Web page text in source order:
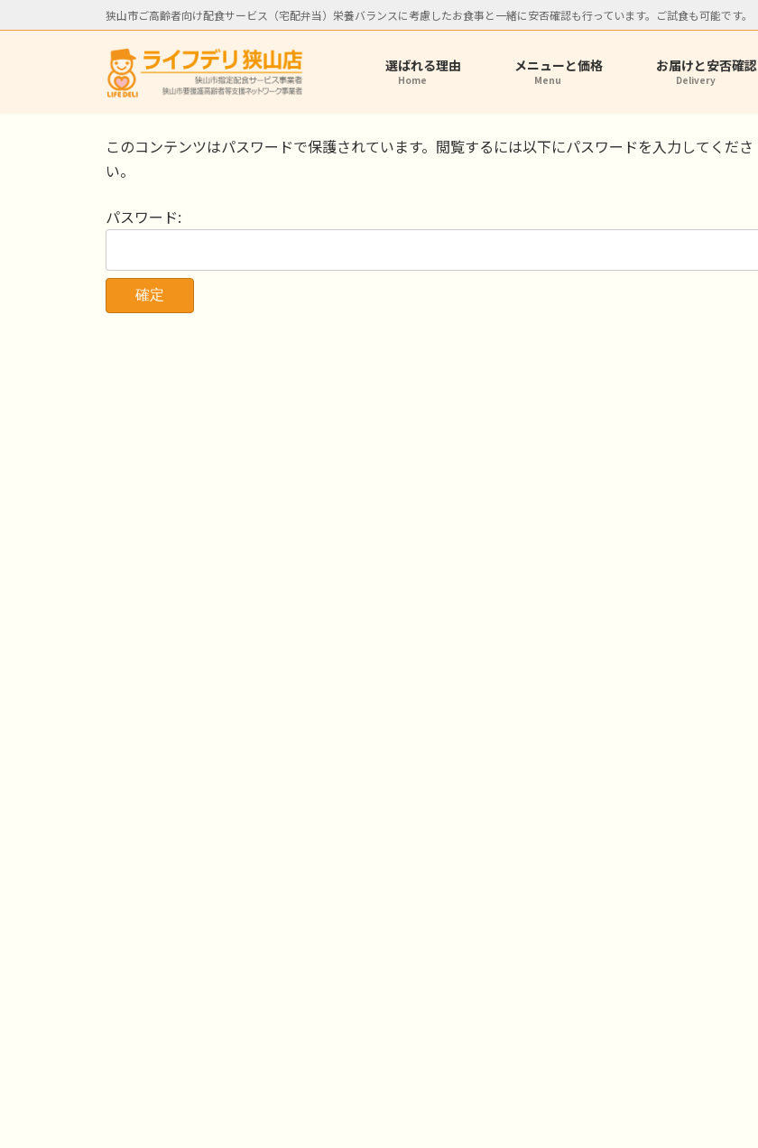
ン
ビ
狭山市ご高齢者向け配食サービス（宅配弁当）栄養バランスに考慮したお食事と一緒に安否確認も行っています。ご試食も可能です。
選ばれる理由
Home
メニューと価格
Menu
お届けと安否確認
Delivery
このコンテンツはパスワードで保護されています。閲覧するには以下にパスワードを入力してくださ
い。
パスワード: